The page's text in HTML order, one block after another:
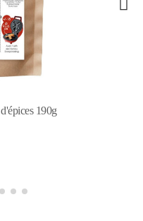
190g